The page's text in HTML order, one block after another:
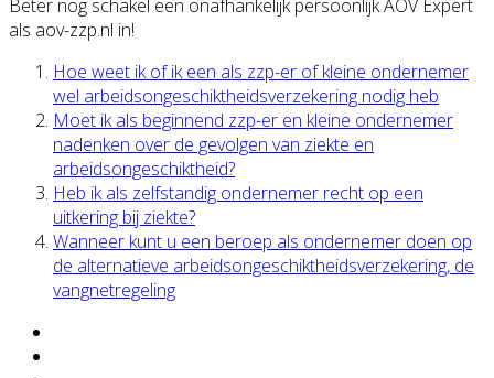
Beter nog schakel een onafhankelijk persoonlijk AOV Expert
als aov-zzp.nl in!
Hoe weet ik of ik een als zzp-er of kleine ondernemer
wel arbeidsongeschiktheidsverzekering nodig heb
Moet ik als beginnend zzp-er en kleine ondernemer
nadenken over de gevolgen van ziekte en
arbeidsongeschiktheid?
Heb ik als zelfstandig ondernemer recht op een
uitkering bij ziekte?
Wanneer kunt u een beroep als ondernemer doen op
de alternatieve arbeidsongeschiktheidsverzekering, de
vangnetregeling